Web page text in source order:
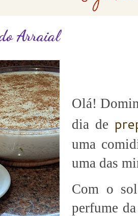
Arraial
Olá!
dia de
uma
uma das
Com o
perfume